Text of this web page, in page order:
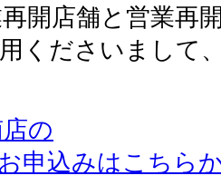
開店舗と営業再
くださいまして
の
申込みはこちら